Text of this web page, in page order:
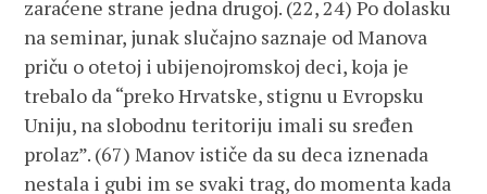
zaraćene strane jedna drugoj. (22, 24) Po dolasku
na seminar, junak slučajno saznaje od Manova
priču o otetoj i ubijenojromskoj deci, koja je
trebalo da “preko Hrvatske, stignu u Evropsku
Uniju, na slobodnu teritoriju imali su sređen
prolaz”. (67) Manov ističe da su deca iznenada
nestala i gubi im se svaki trag, do momenta kada